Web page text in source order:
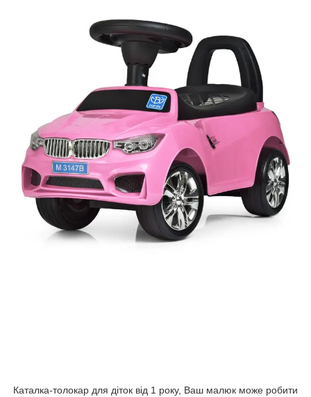
Каталка-толокар для діток від 1 року, Ваш малюк може робити